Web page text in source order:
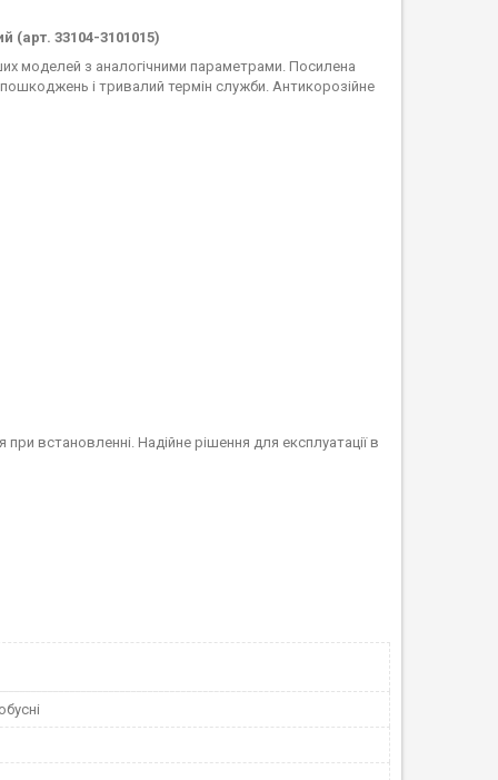
(арт. 33104-3101015)
моделей з аналогічними параметрами. Посилена
і тривалий термін служби. Антикорозійне
встановленні. Надійне рішення для експлуатації в